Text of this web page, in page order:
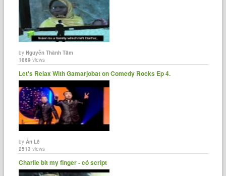
byNguyễn Thành Tâm
1869 views
Let's Relax With Gamarjobat on Comedy Rocks Ep 4.
byẨn Lê
2513 views
Charlie bit my finger - có script